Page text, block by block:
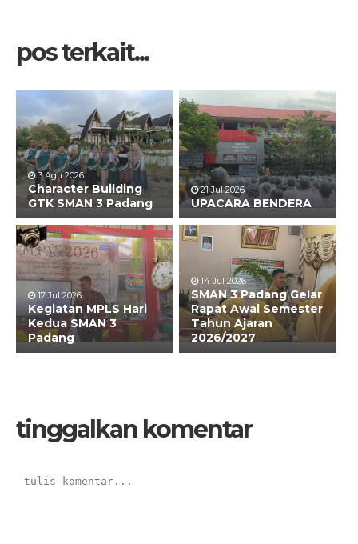
pos terkait...
3 Agu 2026
Character Building
GTK SMAN 3 Padang
21 Jul 2026
UPACARA BENDERA
17 Jul 2026
Kegiatan MPLS Hari
Kedua SMAN 3
Padang
14 Jul 2026
SMAN 3 Padang Gelar
Rapat Awal Semester
Tahun Ajaran
2026/2027
tinggalkan komentar